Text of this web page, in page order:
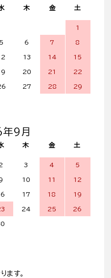
木 金 土
1
5 6 7 8
13 14 15
20 21 22
27 28 29
9月
木 金 土
3 4 5
10 11 12
17 18 19
24 25 26
ます。